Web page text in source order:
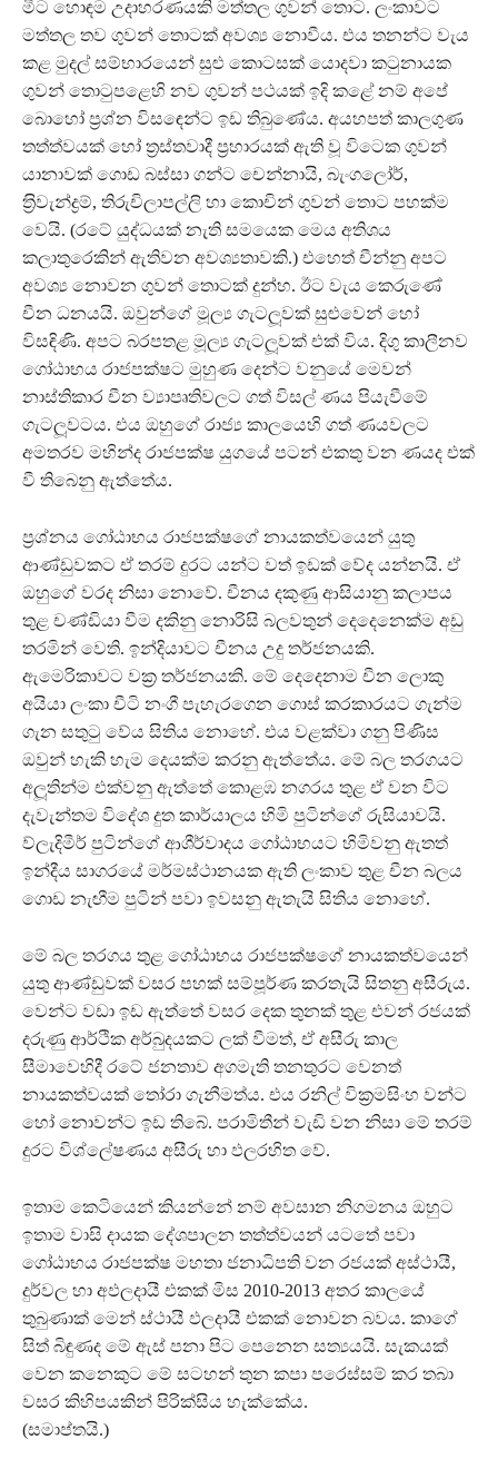
මීට හොඳම උදාහරණයකි මත්තල ගුවන් තොට. ලංකාවට
මත්තල තව ගුවන් තොටක් අවශ්‍ය නොවීය. එය තනන්ට වැය
කළ මුදල් සම්භාරයෙන් සුළු කොටසක් යොදවා කටුනායක
ගුවන් තොටුපළෙහි නව ගුවන් පථයක් ඉදි කළේ නම් අපේ
බොහෝ ප‍්‍රශ්න විසඳෙන්ට ඉඩ තිබුණේය. අයහපත් කාලගුණ
තත්ත්වයක් හෝ ත‍්‍රස්තවාදී ප‍්‍රහාරයක් ඇති වූ විටෙක ගුවන්
යානාවක් ගොඩ බස්සා ගන්ට චෙන්නායි, බැංගලෝර්,
ත‍්‍රිවැන්ද්‍රම්, තිරුචිලාපල්ලි හා කොචින් ගුවන් තොට පහක්ම
වෙයි. (රටේ යුද්ධයක් නැති සමයෙක මෙය අතිශය
කලාතුරෙකින් ඇතිවන අවශ්‍යතාවකි.) එහෙත් චීන්නු අපට
අවශ්‍ය නොවන ගුවන් තොටක් දුන්හ. ඊට වැය කෙරුණේ
චීන ධනයයි. ඔවුන්ගේ මූල්‍ය ගැටලූවක් සුළුවෙන් හෝ
විසඳිණි. අපට බරපතළ මූල්‍ය ගැටලූවක් එක් විය. දිගු කාලීනව
ගෝඨාභය රාජපක්ෂට මුහුණ දෙන්ට වනුයේ මෙවන්
නාස්තිකාර චීන ව්‍යාපෘතිවලට ගත් විසල් ණය පියැවීමේ
ගැටලූවටය. එය ඔහුගේ රාජ්‍ය කාලයෙහි ගත් ණයවලට
අමතරව මහින්ද රාජපක්ෂ යුගයේ පටන් එකතු වන ණයද එක්
වී තිබෙනු ඇත්තේය.
ප‍්‍රශ්නය ගෝඨාභය රාජපක්ෂගේ නායකත්වයෙන් යුතු
ආණ්ඩුවකට ඒ තරම් දුරට යන්ට වත් ඉඩක් වේද යන්නයි. ඒ
ඔහුගේ වරද නිසා නොවේ. චීනය දකුණු ආසියානු කලාපය
තුළ චණ්ඩියා වීම දකිනු නොරිසි බලවතුන් දෙදෙනෙක්ම අඩු
තරමින් වෙති. ඉන්දියාවට චීනය උදු තර්ජනයකි.
ඇමෙරිකාවට වක‍්‍ර තර්ජනයකි. මේ දෙදෙනාම චීන ලොකු
අයියා ලංකා චීටි නංගී පැහැරගෙන ගොස් කරකාරයට ගැන්ම
ගැන සතුටු වේය සිතිය නොහේ. එය වළක්වා ගනු පිණිස
ඔවුන් හැකි හැම දෙයක්ම කරනු ඇත්තේය. මේ බල තරගයට
අලූතින්ම එක්වනු ඇත්තේ කොළඹ නගරය තුළ ඒ වන විට
දැවැන්තම විදේශ දුත කාර්යාලය හිමි පුටින්ගේ රුසියාවයි.
ව්ලැදිමීර් පුටින්ගේ ආශීර්වාදය ගෝඨාභයට හිමිවනු ඇතත්
ඉන්දීය සාගරයේ මර්මස්ථානයක ඇති ලංකාව තුළ චීන බලය
ගොඩ නැඟීම පුටින් පවා ඉවසනු ඇතැයි සිතිය නොහේ.
මේ බල තරගය තුළ ගෝඨාභය රාජපක්ෂගේ නායකත්වයෙන්
යුතු ආණ්ඩුවක් වසර පහක් සම්පූර්ණ කරතැයි සිතනු අසීරුය.
වෙන්ට වඩා ඉඩ ඇත්තේ වසර දෙක තුනක් තුළ එවන් රජයක්
දරුණු ආර්ථික අර්බුදයකට ලක් වීමත්, ඒ අසීරු කාල
සීමාවෙහිදී රටේ ජනතාව අගමැති තනතුරට වෙනත්
නායකත්වයක් තෝරා ගැනීමත්ය. එය රනිල් වික‍්‍රමසිංහ වන්ට
හෝ නොවන්ට ඉඩ තිබේ. පරාමිතීන් වැඩි වන නිසා මේ තරම්
දුරට විශ්ලේෂණය අසීරු හා ඵලරහිත වේ.
ඉතාම කෙටියෙන් කියන්නේ නම් අවසාන නිගමනය ඔහුට
ඉතාම වාසි දායක දේශපාලන තත්ත්වයන් යටතේ පවා
ගෝඨාභය රාජපක්ෂ මහතා ජනාධිපති වන රජයක් අස්ථායී,
දුර්වල හා අඵලදායී එකක් මිස 2010-2013 අතර කාලයේ
තුබුණාක් මෙන් ස්ථායී ඵලදායී එකක් නොවන බවය. කාගේ
සිත් බිඳුණද මේ ඇස් පනා පිට පෙනෙන සත්‍යයයි. සැකයක්
වෙන කනෙකුට මේ සටහන් තුන කපා පරෙස්සම් කර තබා
වසර කිහිපයකින් පිරික්සිය හැක්කේය.
(සමාප්තයි.)